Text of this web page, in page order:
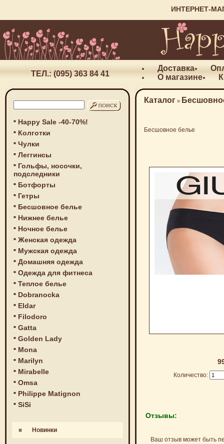
ИНТЕРНЕТ-
ТЕЛ.: (095) 363 84 41
Доставка
О магазине
Happy Sale -40-70%!
Колготки
Чулки
Леггинсы
Гольфы, носочки,
подследники
Ботфорты
Гетры
Бесшовное белье
Нижнее белье
Ночное белье
Женская одежда
Мужская одежда
Домашняя одежда
Одежда для фитнеса
Теплое белье
Dobranocka
Eldar
Filodoro
Gatta
Golden Lady
Mona
Marilyn
Mirabelle
Omsa
Philippe Matignon
SiSi
Новинки
Каталог »
Бесшовное белье
Количество:
Отзывы:
Ваш отзыв может быть